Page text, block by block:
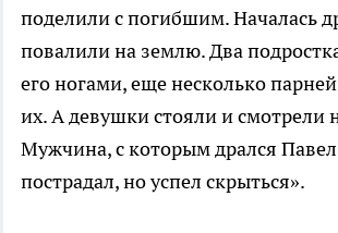
поделили с погибшим. Началась
повалили на землю. Два
его ногами, еще несколько
их. А девушки стояли и смотрели
Мужчина, с которым дрался
пострадал, но успел скрыться».